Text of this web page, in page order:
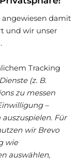
angewiesen damit
und wir unser
Tracking
(z. B.
zu messen
–
Für
wir Brevo
wie
auswählen,